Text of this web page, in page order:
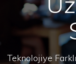
Teknolojiye